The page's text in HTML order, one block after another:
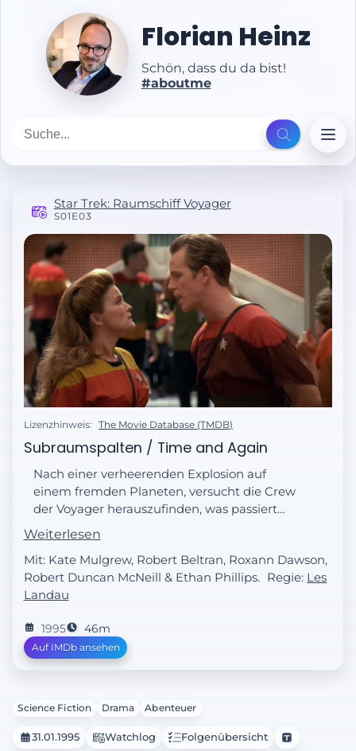
Florian Heinz
Schön, dass du da bist!
#aboutme
Star Trek: Raumschiff Voyager
S01E03
Lizenzhinweis: The Movie Database (TMDB)
Subraumspalten / Time and Again
Nach einer verheerenden Explosion auf
einem fremden Planeten, versucht die Crew
der Voyager herauszufinden, was passiert
ist. Während Janeway und Paris auf der
Oberfläche sind, werden diese versehentlich
einen Tag in die Vergangenheit
zurückversetzt.
Weiterlesen
Mit: Kate Mulgrew, Robert Beltran, Roxann Dawson,
Robert Duncan McNeill & Ethan Phillips. Regie: Les
Landau
1995 46m
Auf IMDb ansehen
Science Fiction Drama Abenteuer
31.01.1995 Watchlog Folgenübersicht